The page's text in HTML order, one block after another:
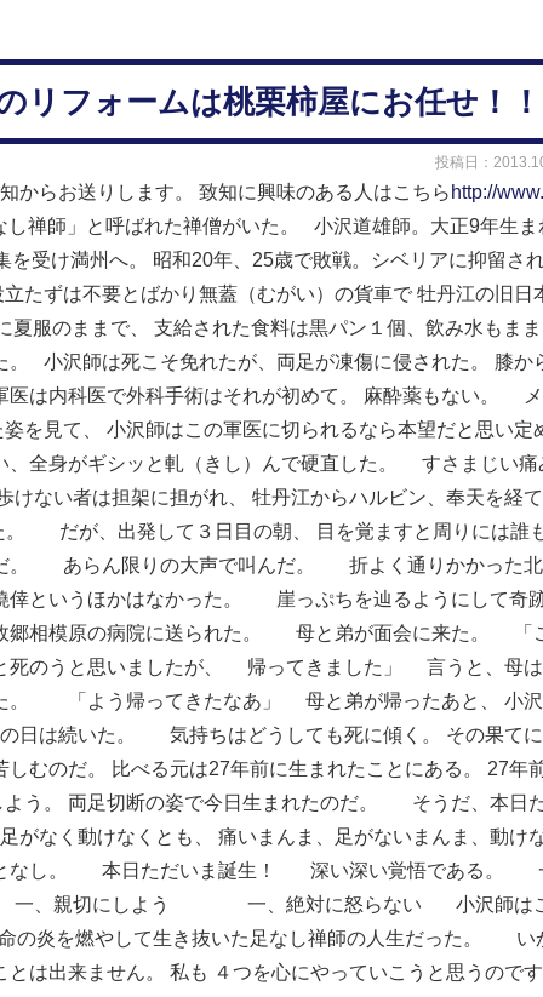
フォームは桃栗柿屋にお任せ！！
投稿日：
からお送りします。 致知に興味のある人はこちら http://
し禅師」と呼ばれた禅僧がいた。
小沢道雄師。大正9年生ま
を受け満州へ。
昭和20年、25歳で敗戦。シベリアに抑留さ
立たずは不要とばかり無蓋（むがい）の貨車で 牡丹江の旧日
夏服のままで、
支給された食料は黒パン１個、飲み水もま
小沢師は死こそ免れたが、両足が凍傷に侵された。
膝か
は内科医で外科手術はそれが初めて。
麻酔薬もない。
を見て、
小沢師はこの軍医に切られるなら本望だと思い定
全身がギシッと軋（きし）んで硬直した。
すさまじい痛
けない者は担架に担がれ、
牡丹江からハルビン、奉天を経
だが、出発して３日目の朝、
目を覚ますと周りには誰
あらん限りの大声で叫んだ。
折よく通りかかった
倖というほかはなかった。
崖っぷちを辿るようにして奇
相模原の病院に送られた。
母と弟が面会に来た。
のうと思いましたが、
帰ってきました」
言うと、母
「よう帰ってきたなあ」 母と弟が帰ったあと、
小
日は続いた。
気持ちはどうしても死に傾く。
その果て
むのだ。
比べる元は27年前に生まれたことにある。
27年
う。
両足切断の姿で今日生まれたのだ。
そうだ、本日
がなく動けなくとも、
痛いまんま、足がないまんま、動け
し。
本日ただいま誕生！ 深い深い覚悟である。
一、親切にしよう
一、絶対に怒らない
小沢師は
の炎を燃やして生き抜いた足なし禅師の人生だった。
い
は出来ません。
私も ４つを心にやっていこうと思うので